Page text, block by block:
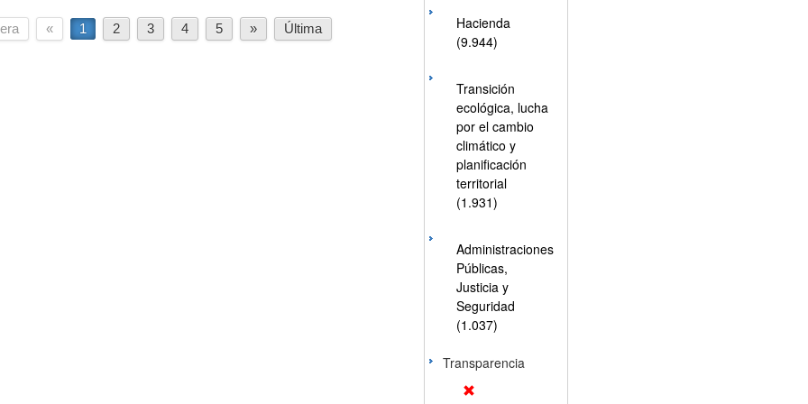
« 1 2 3 4 5 » Última
Hacienda
(9.944)
Transición
ecológica, lucha
por el cambio
climático y
planificación
territorial
(1.931)
Administraciones
Públicas,
Justicia y
Seguridad
(1.037)
Transparencia